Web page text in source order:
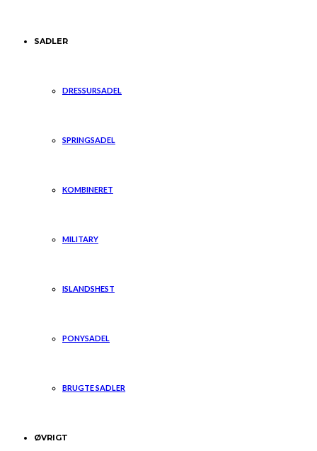
SADLER
DRESSURSADEL
SPRINGSADEL
KOMBINERET
MILITARY
ISLANDSHEST
PONYSADEL
BRUGTE SADLER
ØVRIGT